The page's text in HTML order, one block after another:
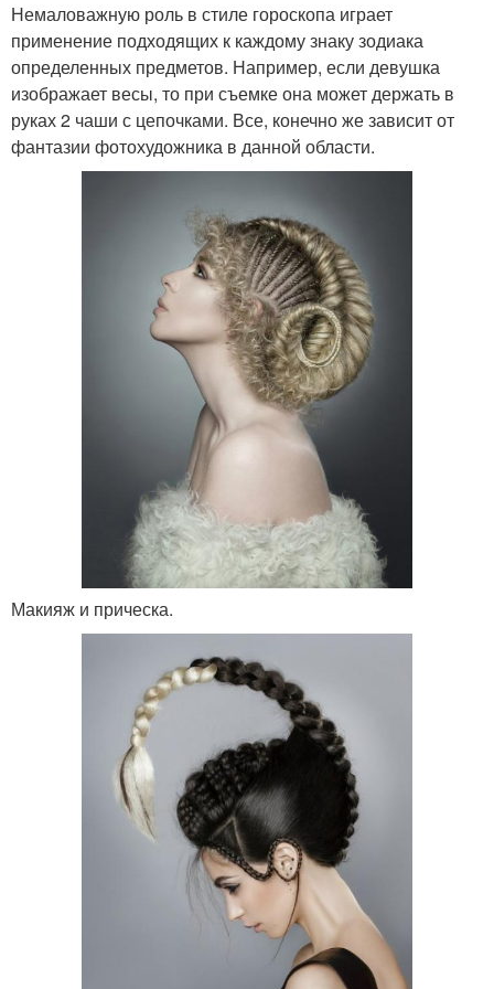
Немаловажную роль в стиле гороскопа играет
применение подходящих к каждому знаку зодиака
определенных предметов. Например, если девушка
изображает весы, то при съемке она может держать в
руках 2 чаши с цепочками. Все, конечно же зависит от
фантазии фотохудожника в данной области.
Макияж и прическа.